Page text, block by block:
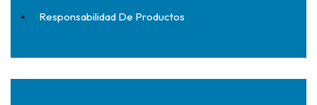
Responsabilidad De Productos